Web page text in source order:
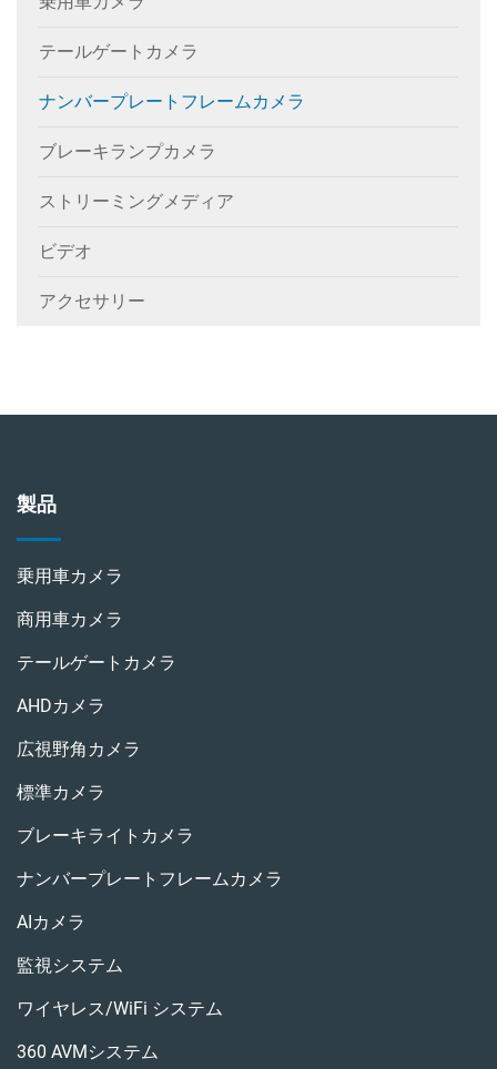
テールゲートカメラ
ナンバープレートフレームカメラ
ブレーキランプカメラ
ストリーミングメディア
ビデオ
アクセサリー
製品
乗用車カメラ
商用車カメラ
テールゲートカメラ
AHDカメラ
広視野角カメラ
標準カメラ
ブレーキライトカメラ
ナンバープレートフレームカメラ
AIカメラ
監視システム
ワイヤレス/WiFi システム
360 AVMシステム